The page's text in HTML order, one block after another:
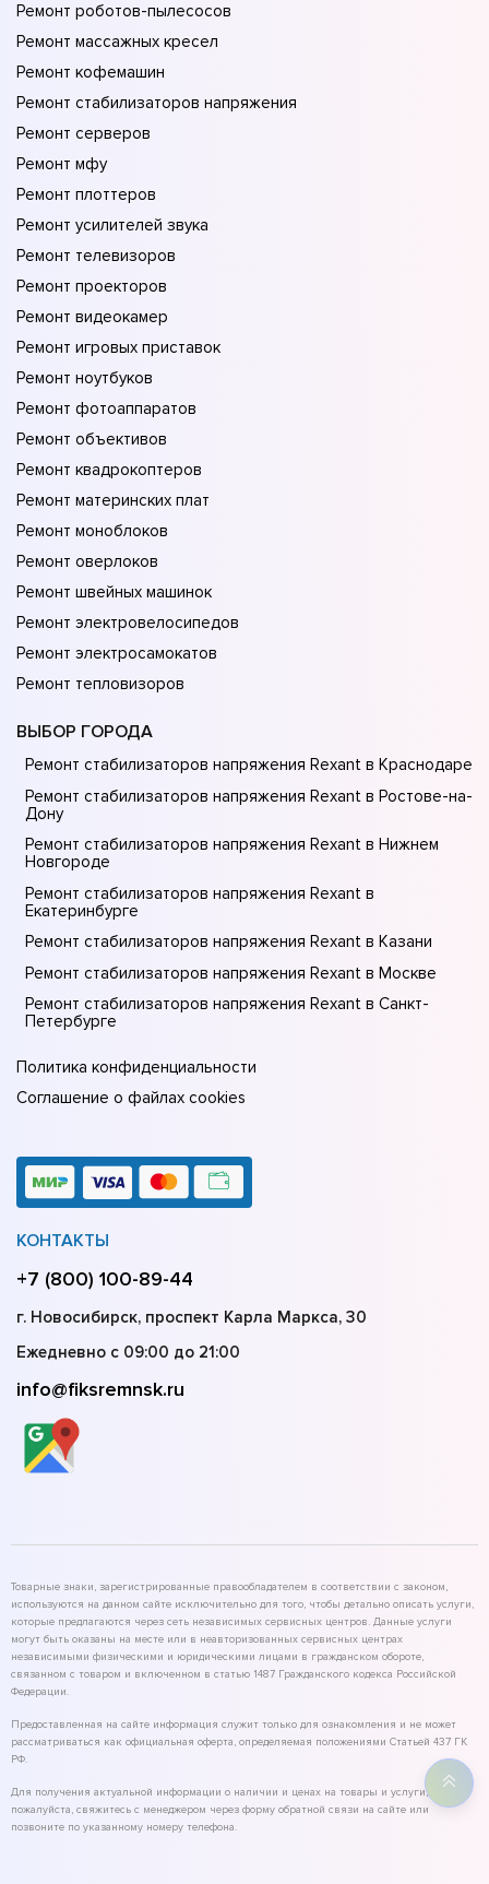
Ремонт роботов-пылесосов
Ремонт массажных кресел
Ремонт кофемашин
Ремонт стабилизаторов напряжения
Ремонт серверов
Ремонт мфу
Ремонт плоттеров
Ремонт усилителей звука
Ремонт телевизоров
Ремонт проекторов
Ремонт видеокамер
Ремонт игровых приставок
Ремонт ноутбуков
Ремонт фотоаппаратов
Ремонт объективов
Ремонт квадрокоптеров
Ремонт материнских плат
Ремонт моноблоков
Ремонт оверлоков
Ремонт швейных машинок
Ремонт электровелосипедов
Ремонт электросамокатов
Ремонт тепловизоров
ВЫБОР ГОРОДА
Ремонт стабилизаторов напряжения Rexant в Краснодаре
Ремонт стабилизаторов напряжения Rexant в Ростове-на-
Донy
Ремонт стабилизаторов напряжения Rexant в Нижнем
Новгороде
Ремонт стабилизаторов напряжения Rexant в
Екатеринбурге
Ремонт стабилизаторов напряжения Rexant в Казани
Ремонт стабилизаторов напряжения Rexant в Москве
Ремонт стабилизаторов напряжения Rexant в Санкт-
Петербурге
Политика конфиденциальности
Соглашение о файлах cookies
КОНТАКТЫ
+7 (800) 100-89-44
г. Новосибирск, проспект Карла Маркса, 30
Ежедневно с 09:00 до 21:00
info@fiksremnsk.ru
Товарные знаки, зарегистрированные правообладателем в соответствии с законом,
используются на данном сайте исключительно для того, чтобы детально описать услуги,
которые предлагаются через сеть независимых сервисных центров. Данные услуги
могут быть оказаны на месте или в неавторизованных сервисных центрах
независимыми физическими и юридическими лицами в гражданском обороте,
связанном с товаром и включенном в статью 1487 Гражданского кодекса Российской
Федерации.
Предоставленная на сайте информация служит только для ознакомления и не может
рассматриваться как официальная оферта, определяемая положениями Статьей 437 ГК
РФ.
Для получения актуальной информации о наличии и ценах на товары и услуги,
пожалуйста, свяжитесь с менеджером через форму обратной связи на сайте или
позвоните по указанному номеру телефона.